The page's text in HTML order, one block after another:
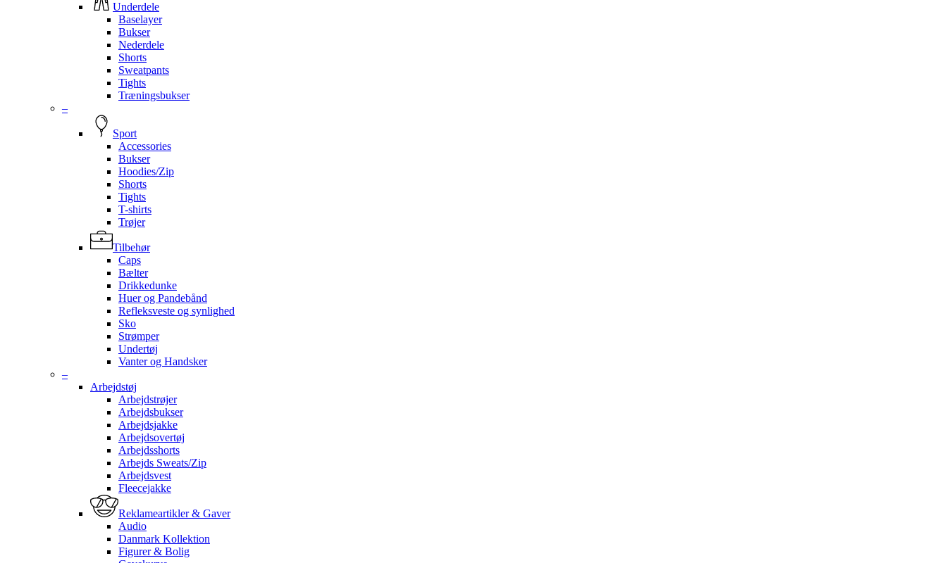
Underdele
Baselayer
Bukser
Nederdele
Shorts
Sweatpants
Tights
Træningsbukser
–
Sport
Accessories
Bukser
Hoodies/Zip
Shorts
Tights
T-shirts
Trøjer
Tilbehør
Caps
Bælter
Drikkedunke
Huer og Pandebånd
Refleksveste og synlighed
Sko
Strømper
Undertøj
Vanter og Handsker
–
Arbejdstøj
Arbejdstrøjer
Arbejdsbukser
Arbejdsjakke
Arbejdsovertøj
Arbejdsshorts
Arbejds Sweats/Zip
Arbejdsvest
Fleecejakke
Reklameartikler & Gaver
Audio
Danmark Kollektion
Figurer & Bolig